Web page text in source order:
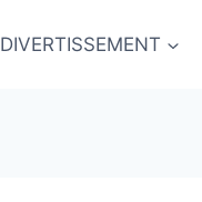
DIVERTISSEMENT